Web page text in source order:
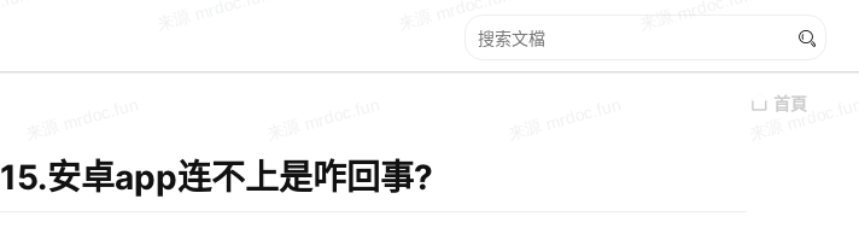
首頁
15.安卓app连不上是咋回事?